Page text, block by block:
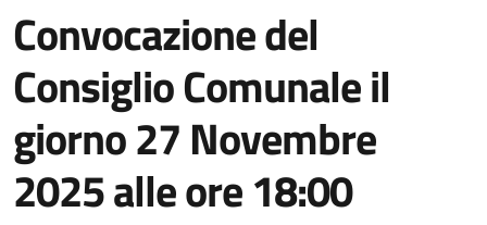
Convocazione del
Consiglio Comunale il
giorno 27 Novembre
2025 alle ore 18:00